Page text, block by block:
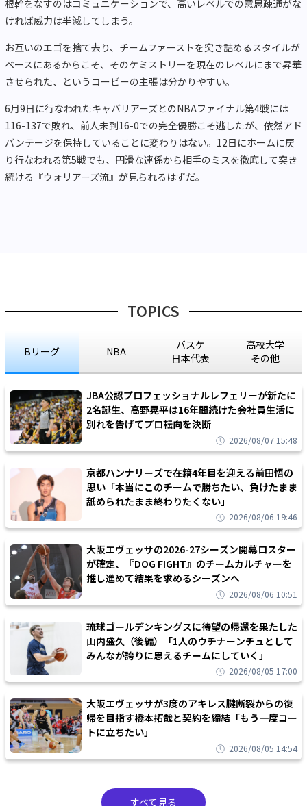
根幹をなすのはコミュニケーションで、高いレベルでの意思疎通がな
ければ威力は半減してしまう。
お互いのエゴを捨て去り、チームファーストを突き詰めるスタイルが
ベースにあるからこそ、そのケミストリーを現在のレベルにまで昇華
させられた、というコービーの主張は分かりやすい。
6月9日に行なわれたキャバリアーズとのNBAファイナル第4戦には
116-137で敗れ、前人未到16-0での完全優勝こそ逃したが、依然アド
バンテージを保持していることに変わりはない。12日にホームに戻
り行なわれる第5戦でも、円滑な連係から相手のミスを徹底して突き
続ける『ウォリアーズ流』が見られるはずだ。
TOPICS
Bリーグ NBA
バスケ
日本代表
高校大学
その他
JBA公認プロフェッショナルレフェリーが新たに
2名誕生、高野晃平は16年間続けた会社員生活に
別れを告げてプロ転向を決断
2026/08/07 15:48
京都ハンナリーズで在籍4年目を迎える前田悟の
思い「本当にこのチームで勝ちたい、負けたまま
舐められたまま終わりたくない」
2026/08/06 19:46
大阪エヴェッサの2026-27シーズン開幕ロスター
が確定、『DOG FIGHT』のチームカルチャーを
推し進めて結果を求めるシーズンへ
2026/08/06 10:51
琉球ゴールデンキングスに待望の帰還を果たした
山内盛久（後編）「1人のウチナーンチュとして
みんなが誇りに思えるチームにしていく」
2026/08/05 17:00
大阪エヴェッサが3度のアキレス腱断裂からの復
帰を目指す橋本拓哉と契約を締結「もう一度コー
トに立ちたい」
2026/08/05 14:54
すべて見る